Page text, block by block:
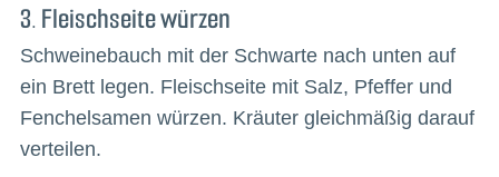
3. Fleischseite würzen
Schweinebauch mit der Schwarte nach unten auf
ein Brett legen. Fleischseite mit Salz, Pfeffer und
Fenchelsamen würzen. Kräuter gleichmäßig darauf
verteilen.